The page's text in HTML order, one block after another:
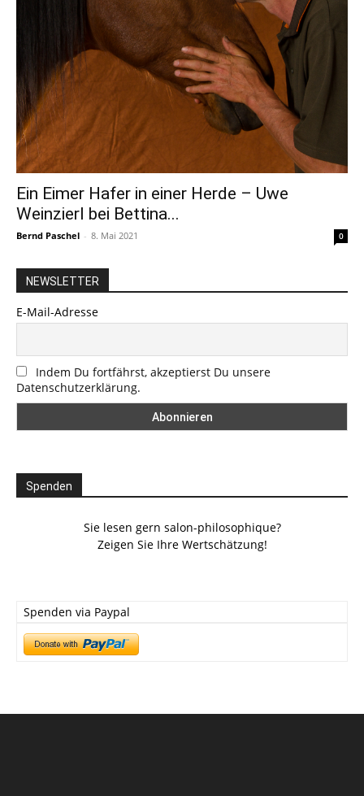
Ein Eimer Hafer in einer Herde – Uwe
Weinzierl bei Bettina...
Bernd Paschel - 8. Mai 2021 0
NEWSLETTER
E-Mail-Adresse
Indem Du fortfährst, akzeptierst Du unsere
Datenschutzerklärung.
Spenden
Sie lesen gern salon-philosophique?
Zeigen Sie Ihre Wertschätzung!
Spenden via Paypal